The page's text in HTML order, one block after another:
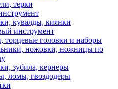
терки
кувалды, киянки
инструмент
торцевые головки и наборы
ножовки, ножницы по
зубила, кернеры
ломы, гвоздодеры